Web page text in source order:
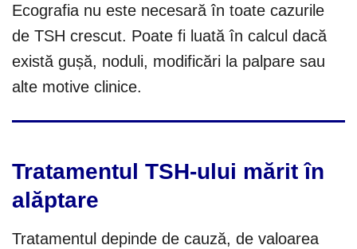
Ecografia nu este necesară în toate cazurile
de TSH crescut. Poate fi luată în calcul dacă
există gușă, noduli, modificări la palpare sau
alte motive clinice.
Tratamentul TSH-ului mărit în
alăptare
Tratamentul depinde de cauză, de valoarea